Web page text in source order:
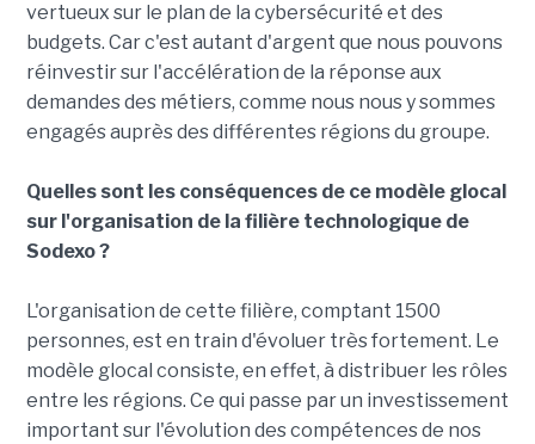
vertueux sur le plan de la cybersécurité et des
budgets. Car c'est autant d'argent que nous pouvons
réinvestir sur l'accélération de la réponse aux
demandes des métiers, comme nous nous y sommes
engagés auprès des différentes régions du groupe.
Quelles sont les conséquences de ce modèle glocal
sur l'organisation de la filière technologique de
Sodexo ?
L'organisation de cette filière, comptant 1500
personnes, est en train d'évoluer très fortement. Le
modèle glocal consiste, en effet, à distribuer les rôles
entre les régions. Ce qui passe par un investissement
important sur l'évolution des compétences de nos